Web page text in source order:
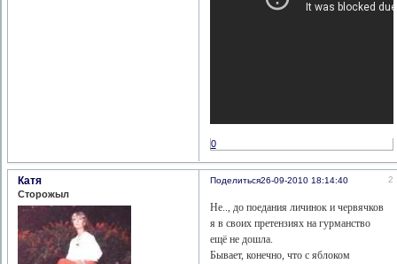
0
Поделиться 2
26-09-2010 18:14:40
Катя
Сторожыл
Не.., до поедания личинок и червячков
я в своих претензиях на гурманство
ещё не дошла.
Бывает, конечно, что с яблоком